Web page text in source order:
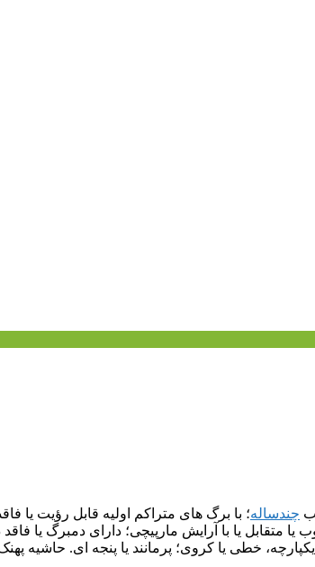
چندساله؛ با برگ های متراکم اولیه قابل رؤیت یا
متقابل یا با آرایش مارپیچی؛ دارای دمبرگ یا
خطی یا کروی؛ پرمانند یا پنجه ای. حاشیه